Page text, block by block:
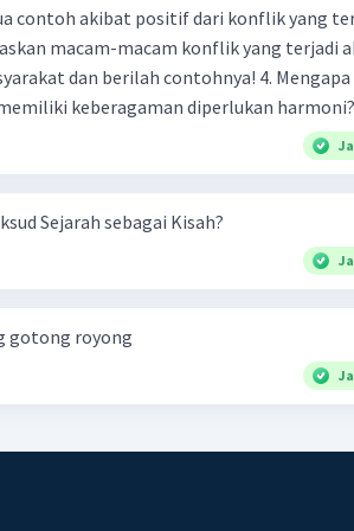
contoh akibat positif dari konflik yang
dan berilah contohnya! 4. Mengapa dalam
keberagaman diperlukan harmoni? 5. Indonesia
yang kaya akan keberagaman baik dilihat
Berdasarkan pernyataan tersebut,
Sejarah sebagai Kisah?
gotong royong